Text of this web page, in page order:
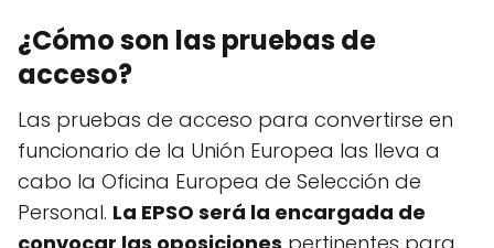
¿Cómo son las pruebas de
acceso?
Las pruebas de acceso para convertirse en
funcionario de la Unión Europea las lleva a
cabo la Oficina Europea de Selección de
Personal. La EPSO será la encargada de